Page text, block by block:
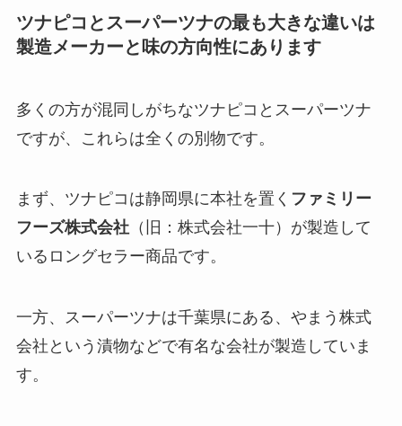
ツナピコとスーパーツナの最も大きな違いは
製造メーカーと味の方向性にあります
多くの方が混同しがちなツナピコとスーパーツナ
ですが、これらは全くの別物です。
まず、ツナピコは静岡県に本社を置く ファミリー
フーズ株式会社（旧：株式会社一十）が製造して
いるロングセラー商品です。
一方、スーパーツナは千葉県にある、やまう株式
会社という漬物などで有名な会社が製造していま
す。